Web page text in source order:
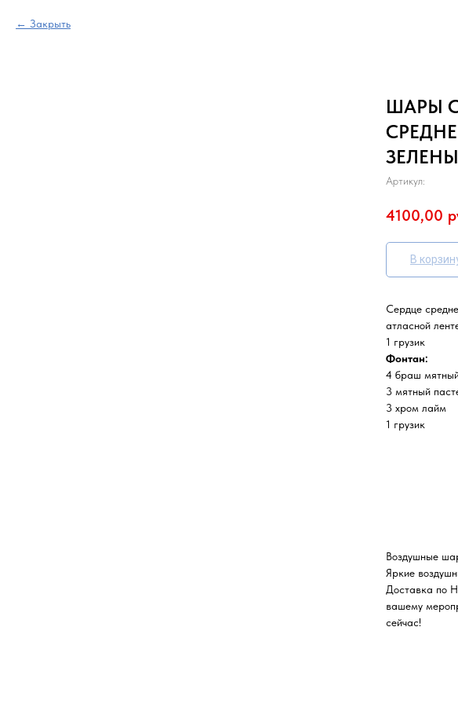
Закрыть
ШАРЫ
Артикул:
4100,00
В
Сердце
атласной
1 грузик
Фонтан:
4 браш
3 мятный
3 хром лайм
1 грузик
Воздушные
Яркие
Доставка по
вашему
сейчас!